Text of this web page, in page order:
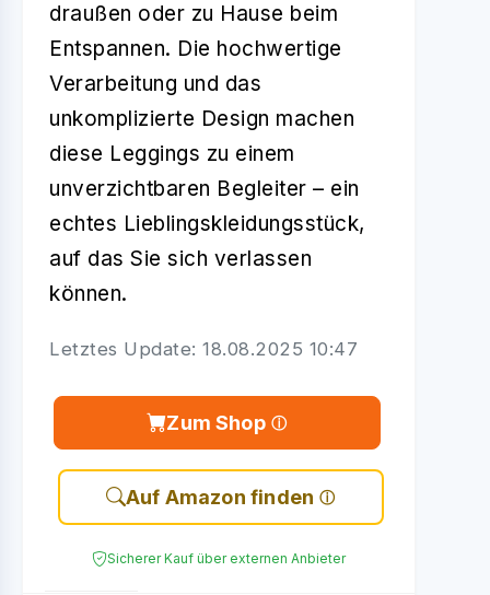
draußen oder zu Hause beim
Entspannen. Die hochwertige
Verarbeitung und das
unkomplizierte Design machen
diese Leggings zu einem
unverzichtbaren Begleiter – ein
echtes Lieblingskleidungsstück,
auf das Sie sich verlassen
können.
Letztes Update: 18.08.2025 10:47
Zum Shop
Auf Amazon finden
Sicherer Kauf über externen Anbieter